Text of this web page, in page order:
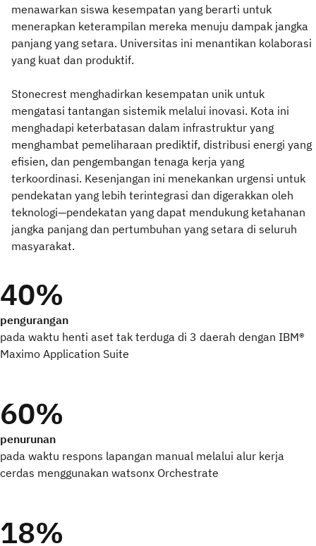
menawarkan siswa kesempatan yang berarti untuk
menerapkan keterampilan mereka menuju dampak jangka
panjang yang setara. Universitas ini menantikan kolaborasi
yang kuat dan produktif.
Stonecrest menghadirkan kesempatan unik untuk
mengatasi tantangan sistemik melalui inovasi. Kota ini
menghadapi keterbatasan dalam infrastruktur yang
menghambat pemeliharaan prediktif, distribusi energi yang
efisien, dan pengembangan tenaga kerja yang
terkoordinasi. Kesenjangan ini menekankan urgensi untuk
pendekatan yang lebih terintegrasi dan digerakkan oleh
teknologi—pendekatan yang dapat mendukung ketahanan
jangka panjang dan pertumbuhan yang setara di seluruh
masyarakat.
40%
pengurangan
pada waktu henti aset tak terduga di 3 daerah dengan IBM®
Maximo Application Suite
60%
penurunan
pada waktu respons lapangan manual melalui alur kerja
cerdas menggunakan watsonx Orchestrate
18%